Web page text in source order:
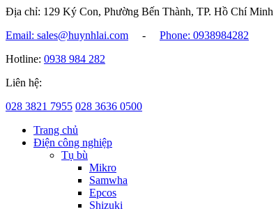
Địa chỉ: 129 Ký Con, Phường Bến Thành, TP. Hồ Chí Minh
Email: sales@huynhlai.com
-
Phone: 0938984282
Hotline: 0938 984 282
Liên hệ:
028 3821 7955 028 3636 0500
Trang chủ
Điện công nghiệp
Tụ bù
Mikro
Samwha
Epcos
Shizuki